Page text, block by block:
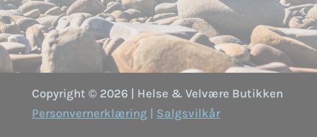
Copyright © 2026 | Helse & Velvære Butikken
Personvernerklæring
Salgsvilkår